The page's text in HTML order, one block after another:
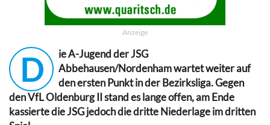
Anzeige
D
ie A-Jugend der JSG
Abbehausen/Nordenham wartet weiter auf
den ersten Punkt in der Bezirksliga. Gegen
den VfL Oldenburg II stand es lange offen, am Ende
kassierte die JSG jedoch die dritte Niederlage im dritten